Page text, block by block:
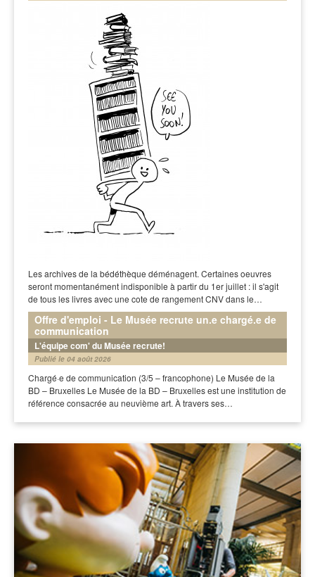
Les archives de la bédéthèque déménagent. Certaines oeuvres
seront momentanément indisponible à partir du 1er juillet : il s'agit
de tous les livres avec une cote de rangement CNV dans le…
Offre d'emploi - Le Musée recrute un.e chargé.e de
communication
L'équipe com' du Musée recrute!
Publié le 04 août 2026
Chargé·e de communication (3/5 – francophone) Le Musée de la
BD – Bruxelles Le Musée de la BD – Bruxelles est une institution de
référence consacrée au neuvième art. À travers ses…